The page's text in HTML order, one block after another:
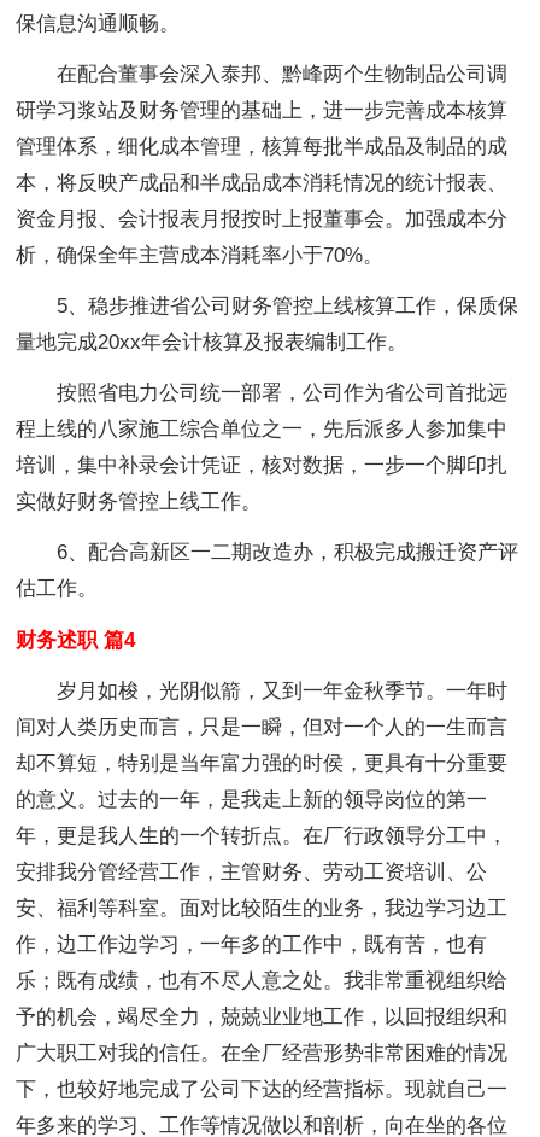
保信息沟通顺畅。
在配合董事会深入泰邦、黔峰两个生物制品公司调
研学习浆站及财务管理的基础上，进一步完善成本核算
管理体系，细化成本管理，核算每批半成品及制品的成
本，将反映产成品和半成品成本消耗情况的统计报表、
资金月报、会计报表月报按时上报董事会。加强成本分
析，确保全年主营成本消耗率小于70%。
5、稳步推进省公司财务管控上线核算工作，保质保
量地完成20xx年会计核算及报表编制工作。
按照省电力公司统一部署，公司作为省公司首批远
程上线的八家施工综合单位之一，先后派多人参加集中
培训，集中补录会计凭证，核对数据，一步一个脚印扎
实做好财务管控上线工作。
6、配合高新区一二期改造办，积极完成搬迁资产评
估工作。
财务述职 篇4
岁月如梭，光阴似箭，又到一年金秋季节。一年时
间对人类历史而言，只是一瞬，但对一个人的一生而言
却不算短，特别是当年富力强的时侯，更具有十分重要
的意义。过去的一年，是我走上新的领导岗位的第一
年，更是我人生的一个转折点。在厂行政领导分工中，
安排我分管经营工作，主管财务、劳动工资培训、公
安、福利等科室。面对比较陌生的业务，我边学习边工
作，边工作边学习，一年多的工作中，既有苦，也有
乐；既有成绩，也有不尽人意之处。我非常重视组织给
予的机会，竭尽全力，兢兢业业地工作，以回报组织和
广大职工对我的信任。在全厂经营形势非常困难的情况
下，也较好地完成了公司下达的经营指标。现就自己一
年多来的学习、工作等情况做以和剖析，向在坐的各位